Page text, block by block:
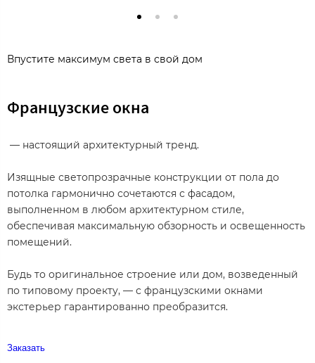
Впустите максимум света в свой дом
Французские окна
— настоящий архитектурный тренд.
Изящные светопрозрачные конструкции от пола до
потолка гармонично сочетаются с фасадом,
выполненном в любом архитектурном стиле,
обеспечивая максимальную обзорность и освещенность
помещений.
Будь то оригинальное строение или дом, возведенный
по типовому проекту, — с французскими окнами
экстерьер гарантированно преобразится.
Заказать